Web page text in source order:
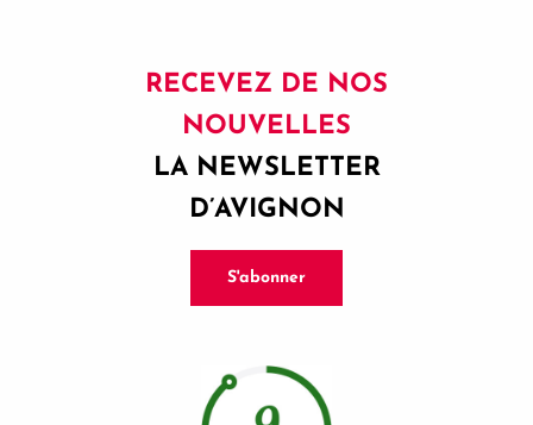
RECEVEZ DE NOS
NOUVELLES
LA NEWSLETTER
D’AVIGNON
S'abonner